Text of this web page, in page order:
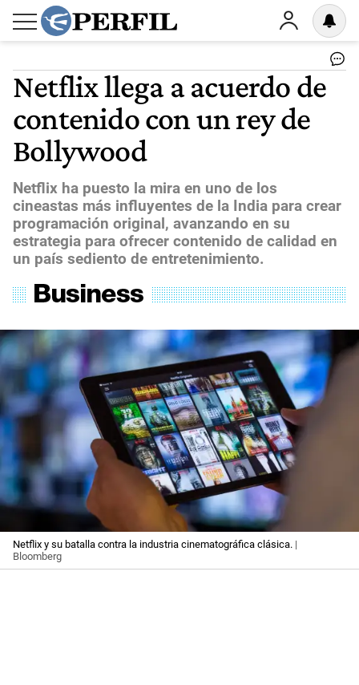
Netflix llega a acuerdo de
contenido con un rey de
Bollywood
Netflix ha puesto la mira en uno de los
cineastas más influyentes de la India para crear
programación original, avanzando en su
estrategia para ofrecer contenido de calidad en
un país sediento de entretenimiento.
Netflix y su batalla contra la industria cinematográfica clásica. |
Bloomberg